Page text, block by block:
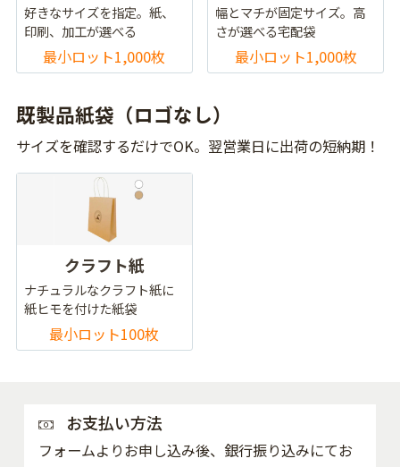
好きなサイズを指定。紙、
印刷、加工が選べる
最小ロット1,000枚
幅とマチが固定サイズ。高
さが選べる宅配袋
最小ロット1,000枚
既製品紙袋（ロゴなし）
サイズを確認するだけでOK。翌営業日に出荷の短納期！
クラフト紙
ナチュラルなクラフト紙に
紙ヒモを付けた紙袋
最小ロット100枚
お支払い方法
フォームよりお申し込み後、銀行振り込みにてお